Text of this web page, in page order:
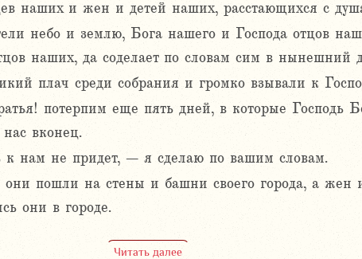
наших и жен и детей наших, расстающихся с
небо и землю, Бога нашего и Господа отцов
наших, да соделает по словам сим в нынешний
плач среди собрания и громко взывали к
потерпим еще пять дней, в которые Господь
вконец.
нам не придет, – я сделаю по вашим словам.
они пошли на стены и башни своего города, а жен
они в городе.
Читать далее